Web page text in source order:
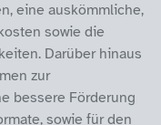
eine auskömmliche,
sowie die
Darüber hinaus
zur
bessere Förderung
sowie für den